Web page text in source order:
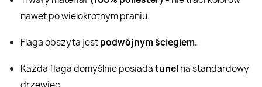
nawet po wielokrotnym praniu.
Flaga obszyta jestpodwójnym ściegiem.
Każda flaga domyślnie posiadatunel na standardowy